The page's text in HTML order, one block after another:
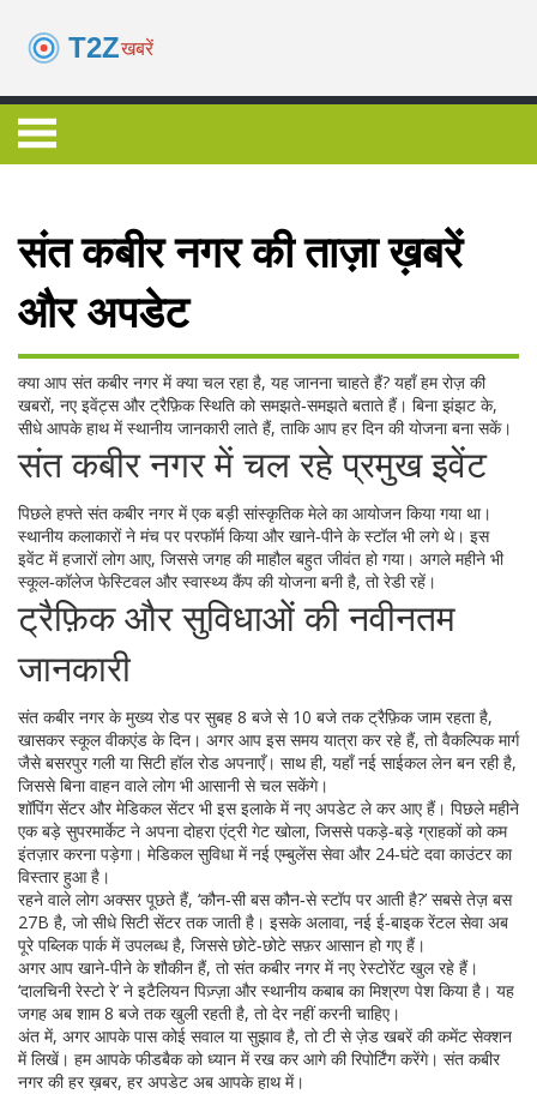
संत कबीर नगर की ताज़ा ख़बरें
और अपडेट
क्या आप संत कबीर नगर में क्या चल रहा है, यह जानना चाहते हैं? यहाँ हम रोज़ की
खबरों, नए इवेंट्स और ट्रैफ़िक स्थिति को समझते‑समझते बताते हैं। बिना झंझट के,
सीधे आपके हाथ में स्थानीय जानकारी लाते हैं, ताकि आप हर दिन की योजना बना सकें।
संत कबीर नगर में चल रहे प्रमुख इवेंट
पिछले हफ्ते संत कबीर नगर में एक बड़ी सांस्कृतिक मेले का आयोजन किया गया था।
स्थानीय कलाकारों ने मंच पर परफॉर्म किया और खाने‑पीने के स्टॉल भी लगे थे। इस
इवेंट में हजारों लोग आए, जिससे जगह की माहौल बहुत जीवंत हो गया। अगले महीने भी
स्कूल‑कॉलेज फेस्टिवल और स्वास्थ्य कैंप की योजना बनी है, तो रेडी रहें।
ट्रैफ़िक और सुविधाओं की नवीनतम
जानकारी
संत कबीर नगर के मुख्य रोड पर सुबह 8 बजे से 10 बजे तक ट्रैफ़िक जाम रहता है,
खासकर स्कूल वीकएंड के दिन। अगर आप इस समय यात्रा कर रहे हैं, तो वैकल्पिक मार्ग
जैसे बसरपुर गली या सिटी हॉल रोड अपनाएँ। साथ ही, यहाँ नई साईकल लेन बन रही है,
जिससे बिना वाहन वाले लोग भी आसानी से चल सकेंगे।
शॉपिंग सेंटर और मेडिकल सेंटर भी इस इलाके में नए अपडेट ले कर आए हैं। पिछले महीने
एक बड़े सुपरमार्केट ने अपना दोहरा एंट्री गेट खोला, जिससे पकड़े‑बड़े ग्राहकों को कम
इंतज़ार करना पड़ेगा। मेडिकल सुविधा में नई एम्बुलेंस सेवा और 24‑घंटे दवा काउंटर का
विस्तार हुआ है।
रहने वाले लोग अक्सर पूछते हैं, ‘कौन‑सी बस कौन‑से स्टॉप पर आती है?’ सबसे तेज़ बस
27B है, जो सीधे सिटी सेंटर तक जाती है। इसके अलावा, नई ई‑बाइक रेंटल सेवा अब
पूरे पब्लिक पार्क में उपलब्ध है, जिससे छोटे‑छोटे सफ़र आसान हो गए हैं।
अगर आप खाने‑पीने के शौकीन हैं, तो संत कबीर नगर में नए रेस्टोरेंट खुल रहे हैं।
‘दालचिनी रेस्टो रे’ ने इटैलियन पिज़्ज़ा और स्थानीय कबाब का मिश्रण पेश किया है। यह
जगह अब शाम 8 बजे तक खुली रहती है, तो देर नहीं करनी चाहिए।
अंत में, अगर आपके पास कोई सवाल या सुझाव है, तो टी से ज़ेड खबरें की कमेंट सेक्शन
में लिखें। हम आपके फीडबैक को ध्यान में रख कर आगे की रिपोर्टिंग करेंगे। संत कबीर
नगर की हर ख़बर, हर अपडेट अब आपके हाथ में।